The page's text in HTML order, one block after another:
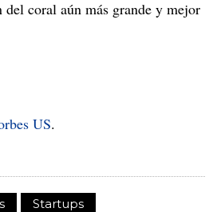
coral aún más grande y mejor
US.
Startups